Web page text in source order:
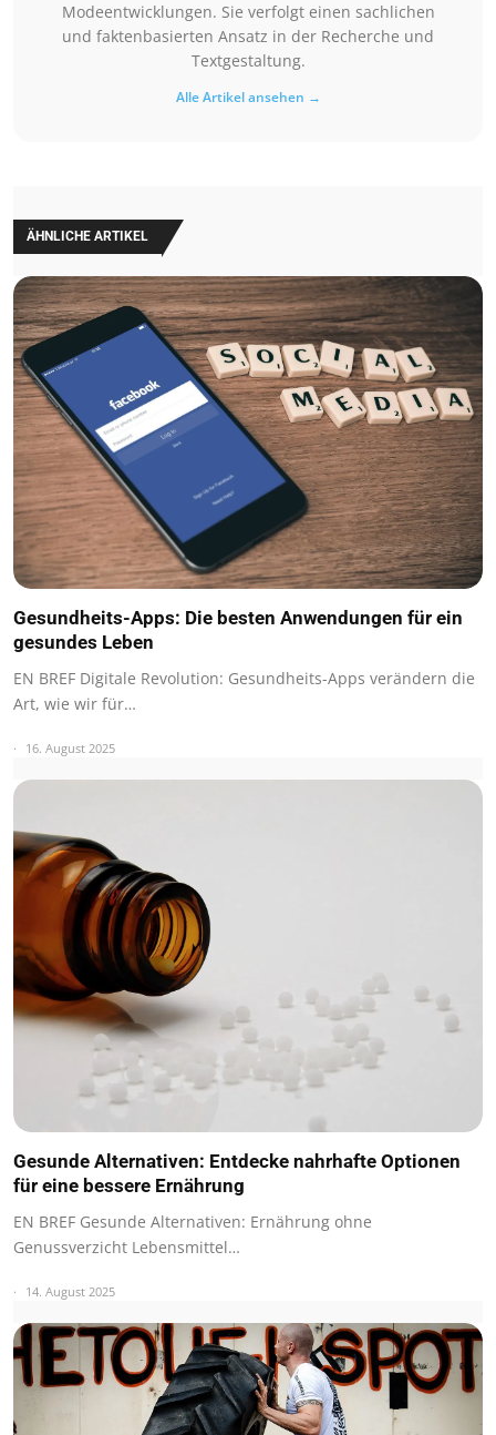
Modeentwicklungen. Sie verfolgt einen sachlichen
und faktenbasierten Ansatz in der Recherche und
Textgestaltung.
Alle Artikel ansehen →
ÄHNLICHE ARTIKEL
Gesundheits-Apps: Die besten Anwendungen für ein
gesundes Leben
EN BREF Digitale Revolution: Gesundheits-Apps verändern die
Art, wie wir für…
16. August 2025
Gesunde Alternativen: Entdecke nahrhafte Optionen
für eine bessere Ernährung
EN BREF Gesunde Alternativen: Ernährung ohne
Genussverzicht Lebensmittel…
14. August 2025